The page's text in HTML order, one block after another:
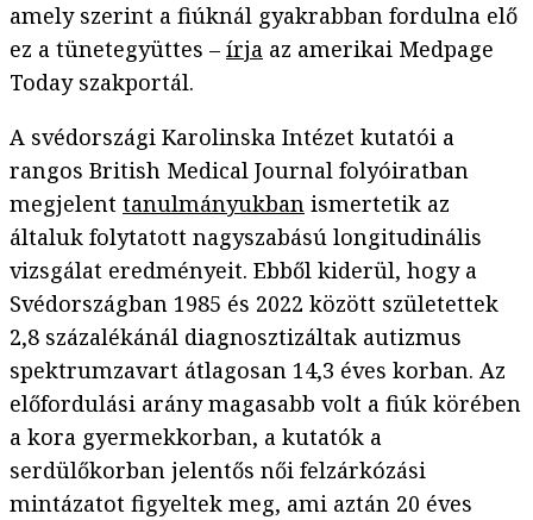
amely szerint a fiúknál gyakrabban fordulna elő
ez a tünetegyüttes – írja az amerikai Medpage
Today szakportál.
A svédországi Karolinska Intézet kutatói a
rangos British Medical Journal folyóiratban
megjelent tanulmányukban ismertetik az
általuk folytatott nagyszabású longitudinális
vizsgálat eredményeit. Ebből kiderül, hogy a
Svédországban 1985 és 2022 között születettek
2,8 százalékánál diagnosztizáltak autizmus
spektrumzavart átlagosan 14,3 éves korban. Az
előfordulási arány magasabb volt a fiúk körében
a kora gyermekkorban, a kutatók a
serdülőkorban jelentős női felzárkózási
mintázatot figyeltek meg, ami aztán 20 éves